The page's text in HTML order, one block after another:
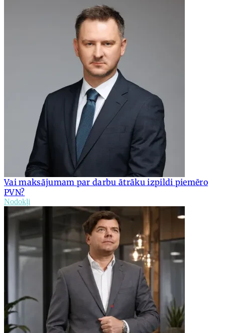
Vai maksājumam par darbu ātrāku izpildi piemēro
PVN?
Nodokļi